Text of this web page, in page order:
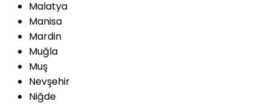
Malatya
Manisa
Mardin
Muğla
Muş
Nevşehir
Niğde